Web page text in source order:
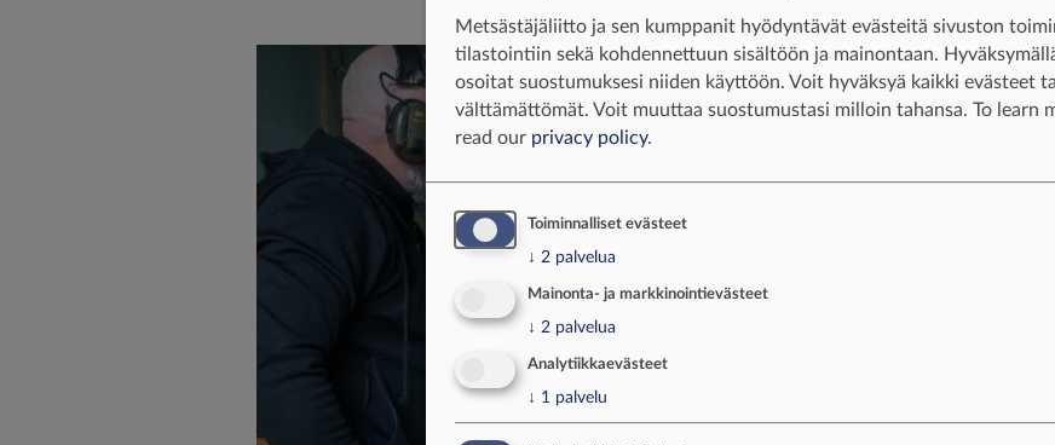
Metsästäjäliitto ja sen kumppanit hyödyntävät evästeitä sivuston
tilastointiin sekä kohdennettuun sisältöön ja mainontaan.
osoitat suostumuksesi niiden käyttöön. Voit hyväksyä kaikki evästeet
välttämättömät. Voit muuttaa suostumustasi milloin tahansa. To learn
read our privacy policy.
Toiminnalliset evästeet
↓ 2 palvelua
Mainonta- ja markkinointievästeet
↓ 2 palvelua
Analytiikkaevästeet
↓ 1 palvelu